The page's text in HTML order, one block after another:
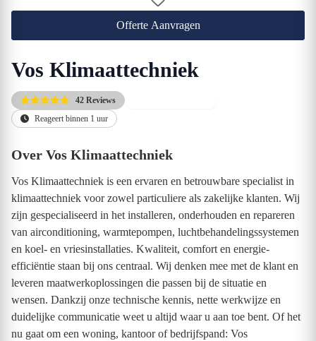
Offerte Aanvragen
Vos Klimaattechniek
42 Reviews
Reageert binnen 1 uur
Over Vos Klimaattechniek
Vos Klimaattechniek is een ervaren en betrouwbare specialist in
klimaattechniek voor zowel particuliere als zakelijke klanten. Wij
zijn gespecialiseerd in het installeren, onderhouden en repareren
van airconditioning, warmtepompen, luchtbehandelingssystemen
en koel- en vriesinstallaties. Kwaliteit, comfort en energie-
efficiëntie staan bij ons centraal. Wij denken mee met de klant en
leveren maatwerkoplossingen die passen bij de situatie en
wensen. Dankzij onze technische kennis, nette werkwijze en
duidelijke communicatie weet u altijd waar u aan toe bent. Of het
nu gaat om een woning, kantoor of bedrijfspand: Vos